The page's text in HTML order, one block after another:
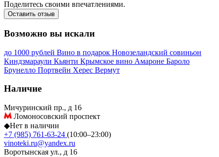
Поделитесь своими впечатлениями.
Оставить отзыв
Возможно вы искали
до 1000 рублей Вино в подарок Новозеландский совиньон
Киндзмараули Кьянти Крымское вино Амароне Бароло
Брунелло Портвейн Херес Вермут
Наличие
Мичуринский пр., д 16
Ломоносовский проспект
◆Нет в наличии
+7 (985) 761-63-24 (10:00–23:00)
vinoteki.ru@yandex.ru
Воротынская ул., д 16